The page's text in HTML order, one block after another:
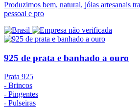
Produzimos bem, natural, jóias artesanais
pessoal e pro
925 de prata e banhado a ouro
Prata 925
- Brincos
- Pingentes
- Pulseiras